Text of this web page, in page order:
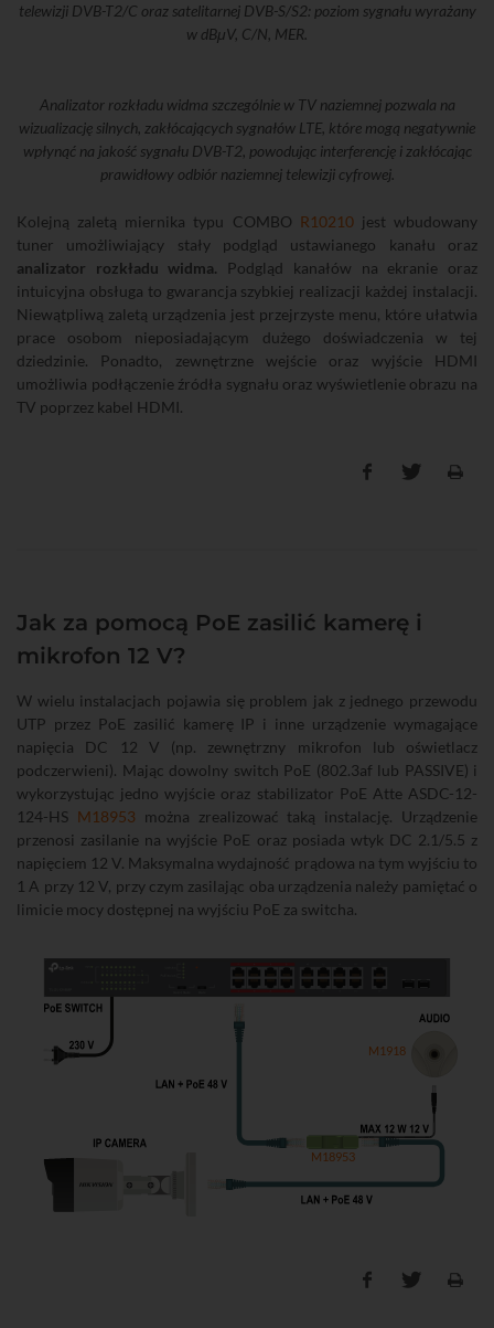
telewizji DVB-T2/C oraz satelitarnej DVB-S/S2: poziom sygnału wyrażany
w dBμV, C/N, MER.
Analizator rozkładu widma szczególnie w TV naziemnej pozwala na
wizualizację silnych, zakłócających sygnałów LTE, które mogą negatywnie
wpłynąć na jakość sygnału DVB-T2, powodując interferencję i zakłócając
prawidłowy odbiór naziemnej telewizji cyfrowej.
Kolejną zaletą miernika typu COMBO R10210jest wbudowany
tuner umożliwiający stały podgląd ustawianego kanału oraz
analizator rozkładu widma. Podgląd kanałów na ekranie oraz
intuicyjna obsługa to gwarancja szybkiej realizacji każdej instalacji.
Niewątpliwą zaletą urządzenia jest przejrzyste menu, które ułatwia
prace osobom nieposiadającym dużego doświadczenia w tej
dziedzinie. Ponadto, zewnętrzne wejście oraz wyjście HDMI
umożliwia podłączenie źródła sygnału oraz wyświetlenie obrazu na
TV poprzez kabel HDMI.
Jak za pomocą PoE zasilić kamerę i
mikrofon 12 V?
W wielu instalacjach pojawia się problem jak z jednego przewodu
UTP przez PoE zasilić kamerę IP i inne urządzenie wymagające
napięcia DC 12 V (np. zewnętrzny mikrofon lub oświetlacz
podczerwieni). Mając dowolny switch PoE (802.3af lub PASSIVE) i
wykorzystując jedno wyjście oraz stabilizator PoE Atte ASDC-12-
124-HS M18953 można zrealizować taką instalację. Urządzenie
przenosi zasilanie na wyjście PoE oraz posiada wtyk DC 2.1/5.5 z
napięciem 12 V. Maksymalna wydajność prądowa na tym wyjściu to
1 A przy 12 V, przy czym zasilając oba urządzenia należy pamiętać o
limicie mocy dostępnej na wyjściu PoE za switcha.
M1918
M18953